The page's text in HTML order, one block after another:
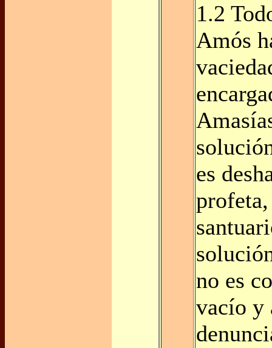
1.2
Amós
es
no es
vacío y